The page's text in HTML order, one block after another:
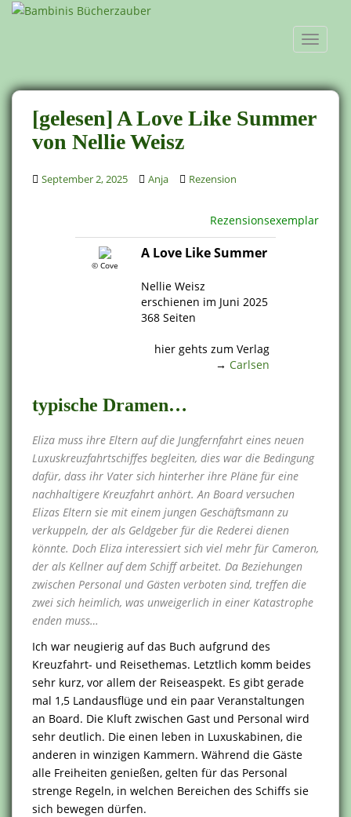
[gelesen] A Love Like Summer
von Nellie Weisz
September 2, 2025 Anja Rezension
Rezensionsexemplar
© Cove
A Love Like Summer
Nellie Weisz
erschienen im Juni 2025
368 Seiten
hier gehts zum Verlag
→ Carlsen
typische Dramen…
Eliza muss ihre Eltern auf die Jungfernfahrt eines neuen
Luxuskreuzfahrtschiffes begleiten, dies war die Bedingung
dafür, dass ihr Vater sich hinterher ihre Pläne für eine
nachhaltigere Kreuzfahrt anhört. An Board versuchen
Elizas Eltern sie mit einem jungen Geschäftsmann zu
verkuppeln, der als Geldgeber für die Rederei dienen
könnte. Doch Eliza interessiert sich viel mehr für Cameron,
der als Kellner auf dem Schiff arbeitet. Da Beziehungen
zwischen Personal und Gästen verboten sind, treffen die
zwei sich heimlich, was unweigerlich in einer Katastrophe
enden muss…
Ich war neugierig auf das Buch aufgrund des
Kreuzfahrt- und Reisethemas. Letztlich komm beides
sehr kurz, vor allem der Reiseaspekt. Es gibt gerade
mal 1,5 Landausflüge und ein paar Veranstaltungen
an Board. Die Kluft zwischen Gast und Personal wird
sehr deutlich. Die einen leben in Luxuskabinen, die
anderen in winzigen Kammern. Während die Gäste
alle Freiheiten genießen, gelten für das Personal
strenge Regeln, in welchen Bereichen des Schiffs sie
sich bewegen dürfen.